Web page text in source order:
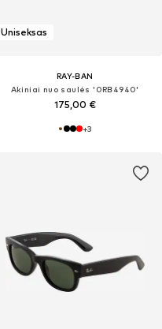
Uniseksas
RAY-BAN
Akiniai nuo saulės '0RB4940'
175,00 €
+3